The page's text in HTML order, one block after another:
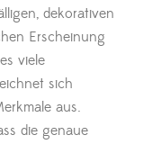
dekorativen
Erscheinung
viele
sich
aus.
die genaue